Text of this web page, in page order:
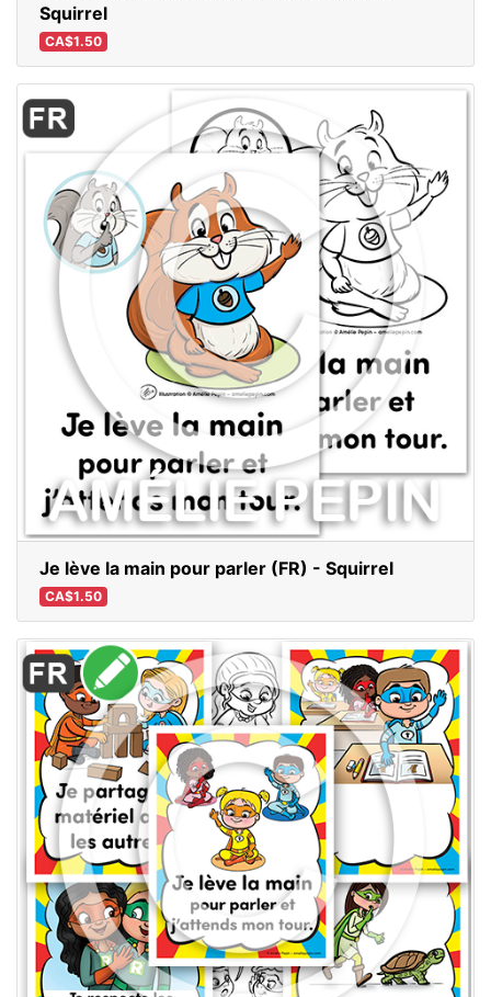
Squirrel
CA$1.50
Je lève la main pour parler (FR) - Squirrel
CA$1.50